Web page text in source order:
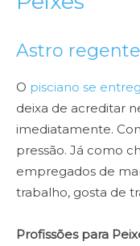
Astro
O pisciano se
deixa de acreditar
imediatamente.
pressão. Já como
empregados de
trabalho, gosta de
Profissões para